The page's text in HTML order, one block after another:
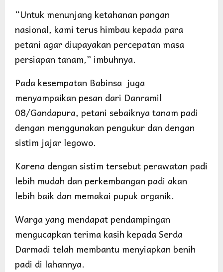
“Untuk menunjang ketahanan pangan
nasional, kami terus himbau kepada para
petani agar diupayakan percepatan masa
persiapan tanam,” imbuhnya.
Pada kesempatan Babinsa juga
menyampaikan pesan dari Danramil
08/Gandapura, petani sebaiknya tanam padi
dengan menggunakan pengukur dan dengan
sistim jajar legowo.
Karena dengan sistim tersebut perawatan padi
lebih mudah dan perkembangan padi akan
lebih baik dan memakai pupuk organik.
Warga yang mendapat pendampingan
mengucapkan terima kasih kepada Serda
Darmadi telah membantu menyiapkan benih
padi di lahannya.